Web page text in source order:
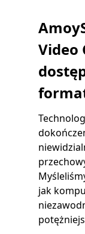
Video
jak